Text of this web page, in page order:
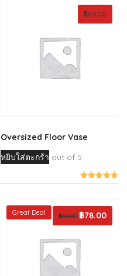
Oversized Floor Vase
฿89.00
หยิบใส่ตะกร้า out of 5
Great Deal ฿86.00 Original
was:
฿78.00